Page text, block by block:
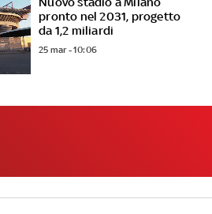
pronto nel 2031, progetto
da 1,2 miliardi
25 mar - 10:06